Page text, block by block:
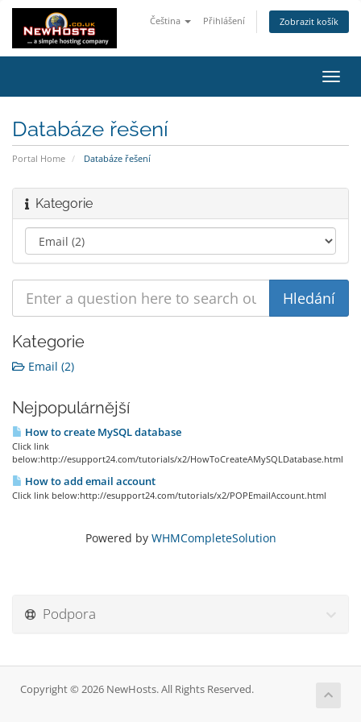
Čeština Přihlášení Zobrazit košík
Databáze řešení
Portal Home Databáze řešení
Kategorie
Kategorie
Email (2)
Nejpopulárnější
How to create MySQL database
Click link
below:http://esupport24.com/tutorials/x2/HowToCreateAMySQLDatabase.html
How to add email account
Click link below:http://esupport24.com/tutorials/x2/POPEmailAccount.html
Powered by WHMCompleteSolution
Podpora
Copyright © 2026 NewHosts. All Rights Reserved.